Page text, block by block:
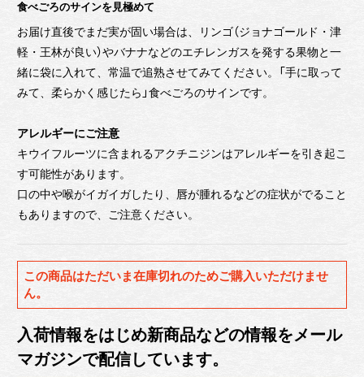
食べごろのサインを見極めて
お届け直後でまだ実が固い場合は、リンゴ（ジョナゴールド・津
軽・王林が良い）やバナナなどのエチレンガスを発する果物と一
緒に袋に入れて、常温で追熟させてみてください。「手に取って
みて、柔らかく感じたら」食べごろのサインです。
アレルギーにご注意
キウイフルーツに含まれるアクチニジンはアレルギーを引き起こ
す可能性があります。
口の中や喉がイガイガしたり、唇が腫れるなどの症状がでること
もありますので、ご注意ください。
この商品はただいま在庫切れのためご購入いただけませ
ん。
入荷情報をはじめ新商品などの情報をメール
マガジンで配信しています。